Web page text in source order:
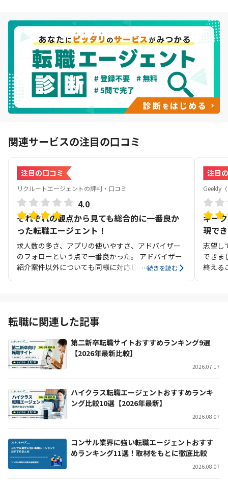
関連サービスの注目の口コミ
注目の口コミ
リクルートエージェントの評判・口コミ
4.0
それぞれの観点から見ても総合的に一番良か
った転職エージェント！
求人数の多さ、アプリの使いやすさ、アドバイザー
のフォローという点で一番良かった。 アドバイザー
紹介案件以外についても同様に対応してくれた。
…続きを読む
注目
Geekly
ギー
現で
志望し
できま
終える
転職に関連した記事
第二新卒転職サイトおすすめランキング9選
【2026年最新比較】
2026.07.17
ハイクラス転職エージェントおすすめランキ
ング比較10選【2026年最新】
2026.08.07
コンサル業界に強い転職エージェントおすす
めランキング11選！取材をもとに徹底比較
2026.08.07